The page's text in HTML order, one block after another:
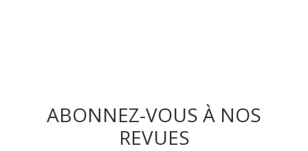
ABONNEZ-VOUS À NOS
REVUES